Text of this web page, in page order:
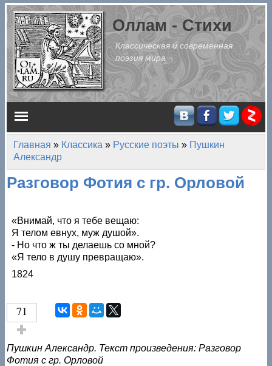
Перейти к основному содержанию
Оллам - Стихи
Классическая и современная
поэзия мира
Главное меню
Вы здесь
Главная » Классика » Русские поэты » Пушкин
Александр
Разговор Фотия с гр. Орловой
«Внимай, что я тебе вещаю:
Я телом евнух, муж душой».
- Но что ж ты делаешь со мной?
«Я тело в душу превращаю».
1824
71
Голос за!
Пушкин Александр. Текст произведения: Разговор
Фотия с гр. Орловой